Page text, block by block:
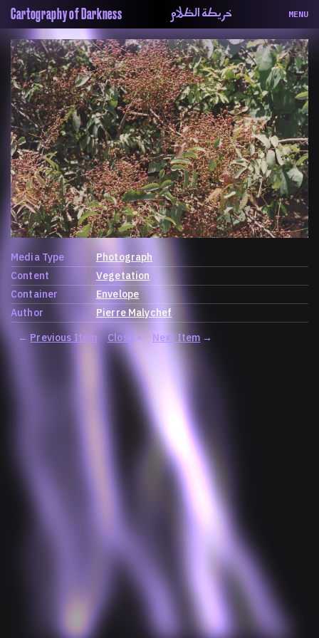
Cartography of Darkness خريطة الظلام MENU
About
ماهيتنا
Map
الخريطة
Periodical
السلسة
Repository
الحاوية
Contributors
المساهمين
Colophon
التختيم
Media Type
Photograph
Content
Vegetation
Container
Envelope
Author
Pierre Malychef
← Previous Item Close × Next Item →